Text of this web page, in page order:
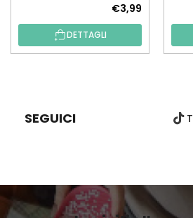
€3,99
DETTAGLI
G
SEGUICI